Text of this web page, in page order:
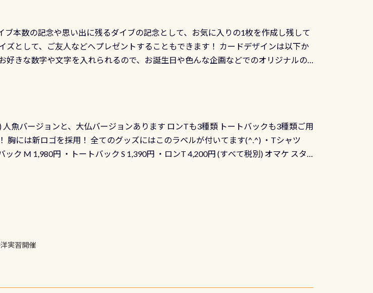
本数の記念や思い出に残るダイブの記念として、お気に入りの1枚を作成し残して
ズとして、ご友人などへプレゼントすることもできます！ カードデザインは以下か
好きな数字や文字を入れられるので、お誕生日や色んな企画などでのオリジナルの
魚バージョンと、大仏バージョンあります ロンTも3種類 トートバックも3種類ご用
胸には新ロゴを採用！ 全てのグッズにはこのラベルが付いてます(^.^) ・Tシャツ
ク M 1,980円 ・トートバック S 1,390円 ・ロンT 4,200円 (すべて税別) オマケ スタ
実習開催